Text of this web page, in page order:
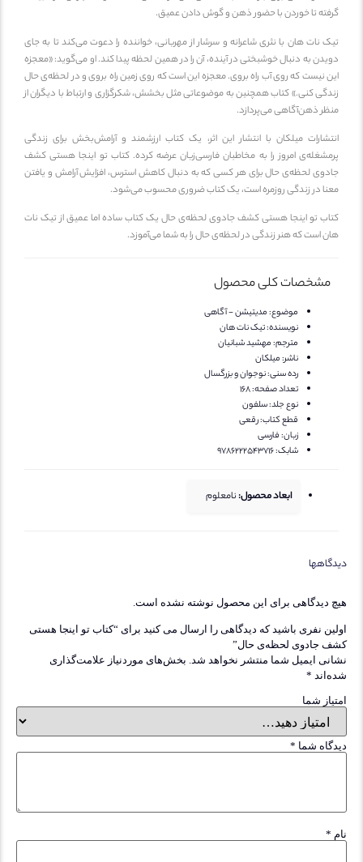
گرفته تاخوردن با حضور ذهنوگوش دادن عمیق.
تیک نات هان با نثری شاعرانه و سرشار از مهربانی، خواننده را دعوت می‌کند تا به جای
دویدن به دنبال خوشبختی در آینده، آن را در همین لحظه پیدا کند. او می‌گوید: «معجزه
این نیست که روی آب راه بروی. معجزه این است که روی زمین راه بروی و در لحظه‌ی حال
زندگی کنی.» کتاب همچنین به موضوعاتی مثلبخشش،شکرگزاریوارتباط با دیگراناز
منظر ذهن‌آگاهی می‌پردازد.
انتشارات میلکان با انتشار این اثر، یک کتاب ارزشمند و آرامش‌بخش برای زندگی
پرمشغله‌ی امروز را به مخاطبان فارسی‌زبان عرضه کرده. کتاب تو اینجا هستی کشف
جادوی لحظه‌ی حال برای هر کسی که به دنبال کاهش استرس، افزایش آرامش و یافتن
معنا در زندگی روزمره است، یک کتاب ضروری محسوب می‌شود.
کتاب تو اینجا هستی کشف جادوی لحظه‌ی حال یک کتاب ساده اما عمیق از تیک نات
هان است که هنر زندگی در لحظه‌ی حال را به شما می‌آموزد.
مشخصات کلی محصول
موضوع:مدیتیشن - آگاهی
نویسنده:تیک نات هان
مترجم:مهشید شبانیان
ناشر: میلکان
رده سنی:نوجوان و بزرگسال
تعداد صفحه:168
نوع جلد:سلفون
قطع کتاب:رقعی
زبان: فارسی
شابک:۹۷۸۶۲۲۲۵۴۳۷۱۶
ابعاد محصول:نامعلوم
دیدگاهها
هیچ دیدگاهی برای این محصول نوشته نشده است.
اولین نفری باشید که دیدگاهی را ارسال می کنید برای “کتاب تو اینجا هستی
کشف جادوی لحظه‌ی حال”
نشانی ایمیل شما منتشر نخواهد شد. بخش‌های موردنیاز علامت‌گذاری
شده‌اند*
امتیاز شما
دیدگاه شما*
*